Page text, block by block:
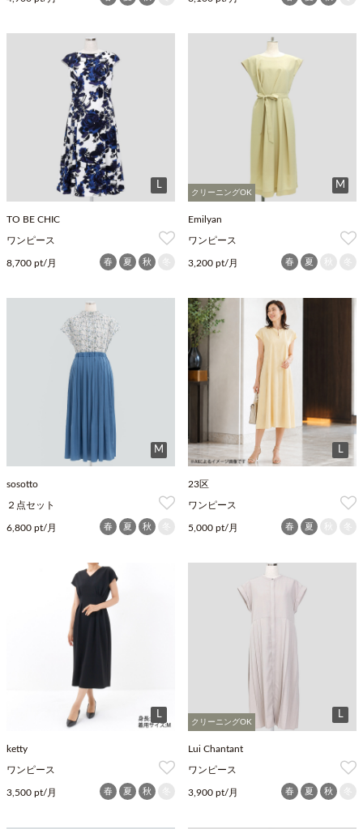
L
TO BE CHIC
ワンピース
8,700 pt/月 春 夏 秋
クリーニングOK
M
Emilyan
ワンピース
3,200 pt/月 春 夏
M
sosotto
２点セット
6,800 pt/月 春 夏 秋
L
23区
ワンピース
5,000 pt/月 春 夏
L
ketty
ワンピース
3,500 pt/月 春 夏 秋
クリーニングOK
L
Lui Chantant
ワンピース
3,900 pt/月 春 夏 秋